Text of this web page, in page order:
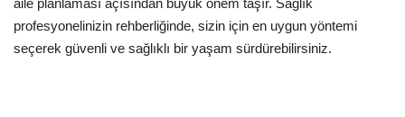
profesyonelinizin rehberliğinde, sizin için en uygun yöntemi
seçerek güvenli ve sağlıklı bir yaşam sürdürebilirsiniz.